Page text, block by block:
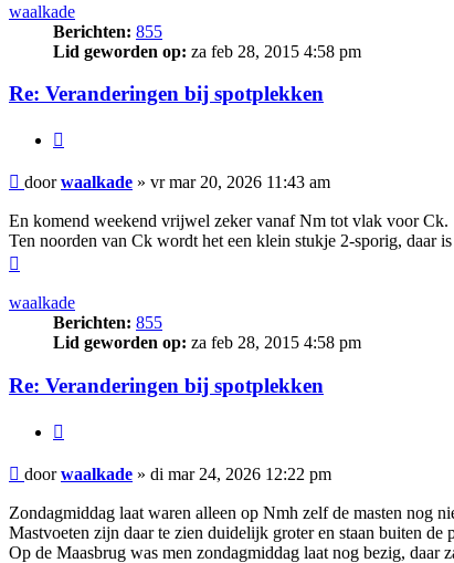
waalkade
Berichten: 855
Lid geworden op: za feb 28, 2015 4:58 pm
Re: Veranderingen bij spotplekken
Bericht
doorwaalkade » vr mar 20, 2026 11:43 am
En komend weekend vrijwel zeker vanaf Nm tot vlak voor Ck.
Ten noorden van Ck wordt het een klein stukje 2-sporig, daar
waalkade
Berichten: 855
Lid geworden op: za feb 28, 2015 4:58 pm
Re: Veranderingen bij spotplekken
Bericht
doorwaalkade » di mar 24, 2026 12:22 pm
Zondagmiddag laat waren alleen op Nmh zelf de masten nog
Mastvoeten zijn daar te zien duidelijk groter en staan buiten de
Op de Maasbrug was men zondagmiddag laat nog bezig, daar